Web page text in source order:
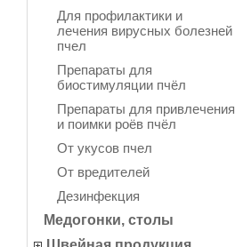
Для профилактики и
лечения вирусных болезней
пчел
Препараты для
биостимуляции пчёл
Препараты для привлечения
и поимки роёв пчёл
От укусов пчел
От вредителей
Дезинфекция
Медогонки, столы